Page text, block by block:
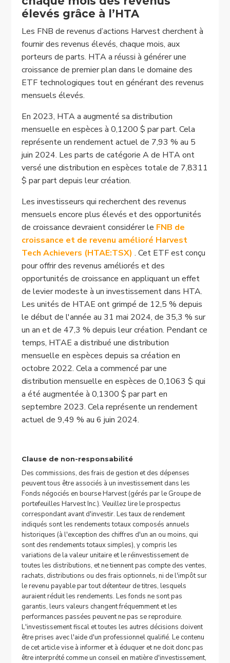
élevés grâce à l’HTA
Les FNB de revenus d’actions Harvest cherchent à
fournir des revenus élevés, chaque mois, aux
porteurs de parts. HTA a réussi à générer une
croissance de premier plan dans le domaine des
ETF technologiques tout en générant des revenus
mensuels élevés.
En 2023, HTA a augmenté sa distribution
mensuelle en espèces à 0,1200 $ par part. Cela
représente un rendement actuel de 7,93 % au 5
juin 2024. Les parts de catégorie A de HTA ont
versé une distribution en espèces totale de 7,8311
$ par part depuis leur création.
Les investisseurs qui recherchent des revenus
mensuels encore plus élevés et des opportunités
de croissance devraient considérer le FNB de
croissance et de revenu amélioré Harvest
Tech Achievers (HTAE:TSX) . Cet ETF est conçu
pour offrir des revenus améliorés et des
opportunités de croissance en appliquant un effet
de levier modeste à un investissement dans HTA.
Les unités de HTAE ont grimpé de 12,5 % depuis
le début de l'année au 31 mai 2024, de 35,3 % sur
un an et de 47,3 % depuis leur création. Pendant ce
temps, HTAE a distribué une distribution
mensuelle en espèces depuis sa création en
octobre 2022. Cela a commencé par une
distribution mensuelle en espèces de 0,1063 $ qui
a été augmentée à 0,1300 $ par part en
septembre 2023. Cela représente un rendement
actuel de 9,49 % au 6 juin 2024.
Clause de non-responsabilité
Des commissions, des frais de gestion et des dépenses
peuvent tous être associés à un investissement dans les
Fonds négociés en bourse Harvest (gérés par le Groupe de
portefeuilles Harvest Inc.). Veuillez lire le prospectus
correspondant avant d'investir. Les taux de rendement
indiqués sont les rendements totaux composés annuels
historiques (à l'exception des chiffres d'un an ou moins, qui
sont des rendements totaux simples), y compris les
variations de la valeur unitaire et le réinvestissement de
toutes les distributions, et ne tiennent pas compte des ventes,
rachats, distributions ou des frais optionnels, ni de l'impôt sur
le revenu payable par tout détenteur de titres, lesquels
auraient réduit les rendements. Les fonds ne sont pas
garantis, leurs valeurs changent fréquemment et les
performances passées peuvent ne pas se reproduire.
L'investissement fiscal et toutes les autres décisions doivent
être prises avec l'aide d'un professionnel qualifié. Le contenu
de cet article vise à informer et à éduquer et ne doit donc pas
être interprété comme un conseil en matière d'investissement,